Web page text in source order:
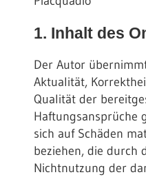
1. Inhalt des
Der Autor
Aktualität,
Qualität der
Haftungsansprüche
sich auf Schäden
beziehen, die durch
Nichtnutzung der